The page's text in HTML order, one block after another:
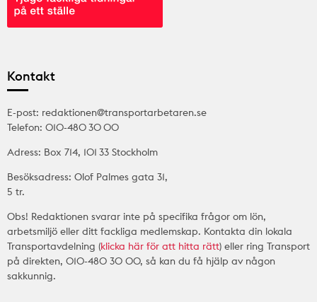
Kontakt
E-post: redaktionen@transportarbetaren.se
Telefon: 010-480 30 00
Adress: Box 714, 101 33 Stockholm
Besöksadress: Olof Palmes gata 31,
5 tr.
Obs! Redaktionen svarar inte på specifika frågor om lön,
arbetsmiljö eller ditt fackliga medlemskap. Kontakta din lokala
Transportavdelning (klicka här för att hitta rätt) eller ring Transport
på direkten, 010-480 30 00, så kan du få hjälp av någon
sakkunnig.